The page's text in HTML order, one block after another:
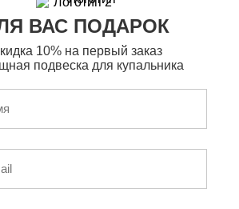
почта: lazurine@yandex.ru
ВАС ПОДАРОК
10% на первый заказ
подвеска для купальника